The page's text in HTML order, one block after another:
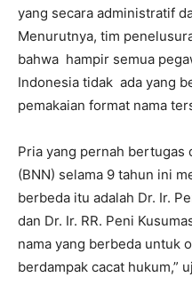
yang secara administratif
Menurutnya, tim
bahwa hampir semua
Indonesia tidak ada yang
pemakaian format nama
Pria yang pernah bertugas
(BNN) selama 9 tahun ini
berbeda itu adalah Dr. Ir.
dan Dr. Ir. RR. Peni
nama yang berbeda untuk
berdampak cacat hukum,”